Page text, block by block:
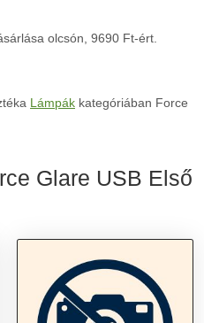
olcsón, 9690 Ft-ért.
Lámpák kategóriában Force
Glare USB Első